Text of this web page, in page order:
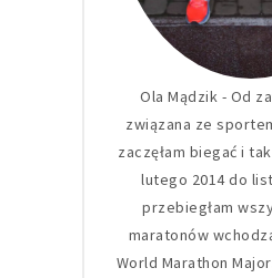
Ola Mądzik - Od
związana ze
zaczęłam biegać i
lutego 2014 do
przebiegłam
maratonów
World Marathon